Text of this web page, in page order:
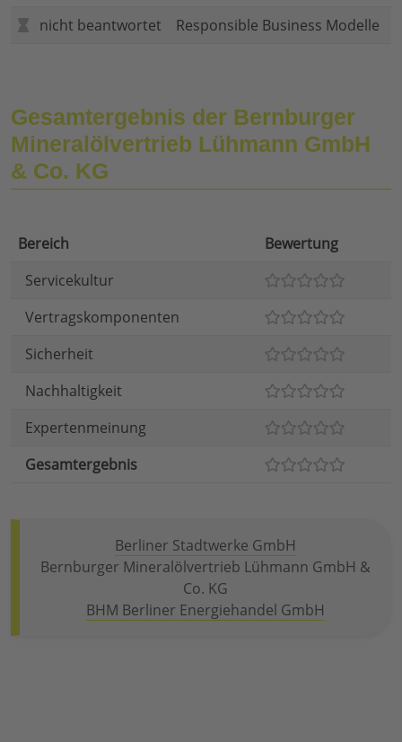
nicht beantwortet
Responsible Business Modelle
Gesamtergebnis der Bernburger
Mineralölvertrieb Lühmann GmbH
& Co. KG
Bereich
Bewertung
Servicekultur
Vertragskomponenten
Sicherheit
Nachhaltigkeit
Expertenmeinung
Gesamtergebnis
Berliner Stadtwerke GmbH
Bernburger Mineralölvertrieb Lühmann GmbH &
Co. KG
BHM Berliner Energiehandel GmbH